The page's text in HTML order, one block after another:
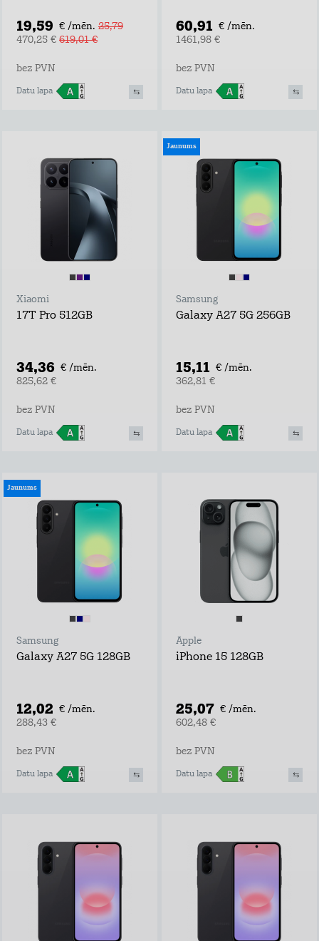
19,59 € /mēn. 25,79
470,25 € 619,01 €
bez PVN
Datu lapa
60,91 € /mēn.
1461,98 €
bez PVN
Datu lapa
Xiaomi
17T Pro 512GB
34,36 € /mēn.
825,62 €
bez PVN
Datu lapa
Jaunums
Samsung
Galaxy A27 5G 256GB
15,11 € /mēn.
362,81 €
bez PVN
Datu lapa
Jaunums
Samsung
Galaxy A27 5G 128GB
12,02 € /mēn.
288,43 €
bez PVN
Datu lapa
Apple
iPhone 15 128GB
25,07 € /mēn.
602,48 €
bez PVN
Datu lapa